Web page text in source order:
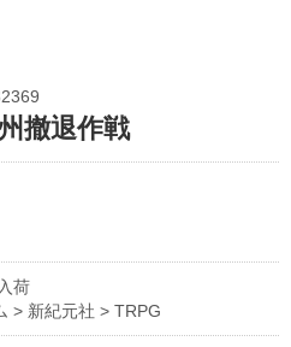
撤退作戦
荷
> 新紀元社 > TRPG